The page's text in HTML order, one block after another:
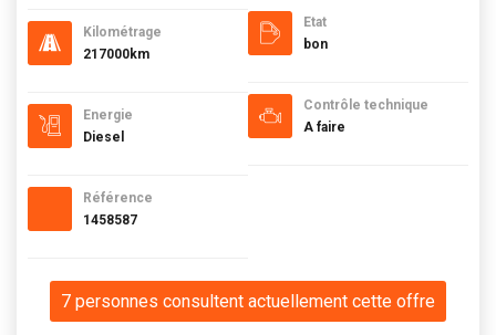
Kilométrage
217000km
Energie
Diesel
Référence
1458587
Etat
bon
Contrôle technique
A faire
7 personnes consultent actuellement cette offre